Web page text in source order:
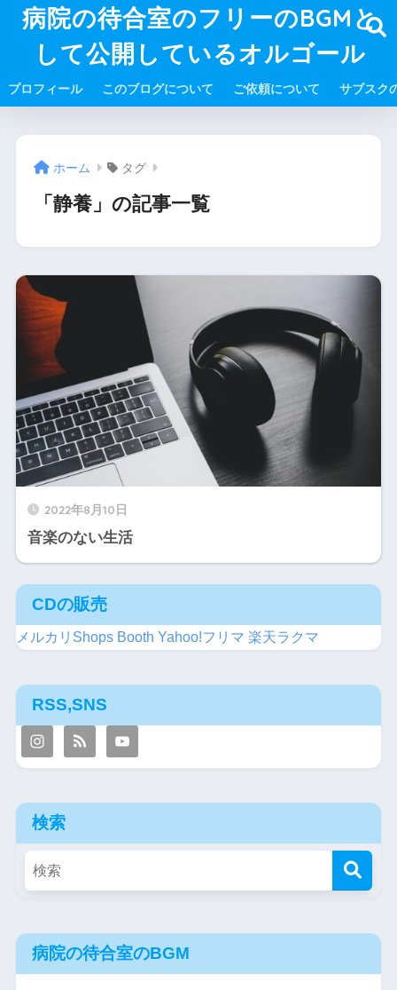
病院の待合室のフリーのBGMと
して公開しているオルゴール
プロフィール このブログについて ご依頼について サブスク
ホーム タグ
「静養」の記事一覧
2022年8月10日
音楽のない生活
CDの販売
メルカリShops Booth Yahoo!フリマ 楽天ラクマ
RSS,SNS
検索
病院の待合室のBGM